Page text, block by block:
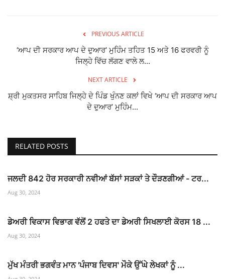
Important
PREVIOUS ARTICLE
‘ਆਪ ਦੀ ਸਰਕਾਰ ਆਪ ਦੇ ਦੁਆਰ’ ਮੁਹਿੰਮ ਤਹਿਤ 15 ਅਤੇ 16 ਫਰਵਰੀ ਨੂੰ
ਜਿਲ੍ਹੇ ਵਿੱਚ ਲੱਗਣ ਵਾਲੇ ਲ...
NEXT ARTICLE
ਸ਼੍ਰੀ ਮੁਕਤਸਰ ਸਾਹਿਬ ਜਿਲ੍ਹੇ ਦੇ ਪਿੰਡ ਖੁੰਨਣ ਕਲਾਂ ਵਿਖੇ ‘ਆਪ ਦੀ ਸਰਕਾਰ ਆਪ
ਦੇ ਦੁਆਰ’ ਮੁਹਿੰਮ...
RELATED POSTS
ਜਲਦੀ 842 ਹੋਰ ਸਰਕਾਰੀ ਨਵੀਆਂ ਬੱਸਾਂ ਸੜਕਾਂ ਤੇ ਦੌੜਣਗੀਆਂ - ਟਰ...
Aug 30, 2024
ਡੇਅਰੀ ਵਿਕਾਸ ਵਿਭਾਗ ਵੱਲੋਂ 2 ਹਫਤੇ ਦਾ ਡੇਅਰੀ ਸਿਖਲਾਈ ਕੋਰਸ 18 ...
Aug 30, 2024
ਮੁੱਖ ਮੰਤਰੀ ਭਗਵੰਤ ਮਾਨ 'ਪੰਜਾਬ ਦਿਵਸ' ਮੌਕੇ ਉੱਘੇ ਲੇਖਕਾਂ ਨੂੰ ...